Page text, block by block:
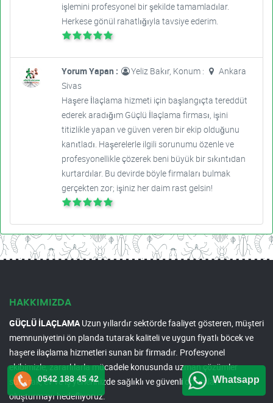
işlemini profesyonel bir şekilde tamamladılar.
Herkese gönül rahatlığıyla tavsiye ederim.
Yorum Yapan : Yeliz Bakır, Konum :
Ankara
Sivas
Haşere İlaçlama hizmeti için başlangıçta tereddüt
ederek aradığım Güçlü İlaçlama firması, işini
titizlikle yapan ve güven veren bir ekip olduğunu
kanıtladı. Haşerelerle ilgili sorunumu özenle ve
profesyonellikle çözerek beni büyük bir sıkıntıdan
kurtardılar. Bu devirde böyle firmaları bulmak
gerçekten zor; işiniz her daim rast gelsin!
HAKKIMIZDA
GÜÇLÜ İLAÇLAMAUzun yıllardır sektörde faaliyet gösteren, müşteri
memnuniyetini ön planda tutarak kaliteli ve uygun fiyatlı böcek ve
haşere ilaçlama hizmetleri sunan bir firmadır. Profesyonel
ekibimizle, zararlılarla mücadele konusunda uzman çözümler
sunarak, ev ve iş yerlerinizde sağlıklı ve güvenli ortamlar
oluşturmayı hedefliyoruz.
0542 188 45 42 Whatsapp